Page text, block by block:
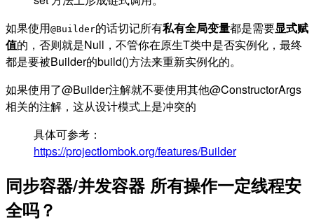
如果使用@Builder的话切记所有私有全局变量都是需要显式赋
值的，否则就是Null，不管你在原生T类中是否实例化，最终
都是要被Builder的build()方法来重新实例化的。
如果使用了@Builder注解就不要使用其他@ConstructorArgs
相关的注解，这从设计模式上是冲突的
具体可参考：
https://projectlombok.org/features/Builder
同步容器/并发容器 所有操作一定线程安
全吗？